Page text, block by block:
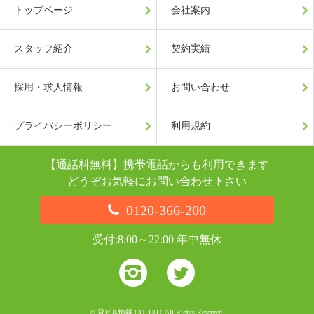
トップページ 会社案内
スタッフ紹介 契約実績
採用・求人情報 お問い合わせ
プライバシーポリシー 利用規約
【通話料無料】携帯電話からも利用できます
どうぞお気軽にお問い合わせ下さい
0120-366-200
受付:8:00～22:00 年中無休
© 貸ビル情報 CO.,LTD. All Rights Reserved.